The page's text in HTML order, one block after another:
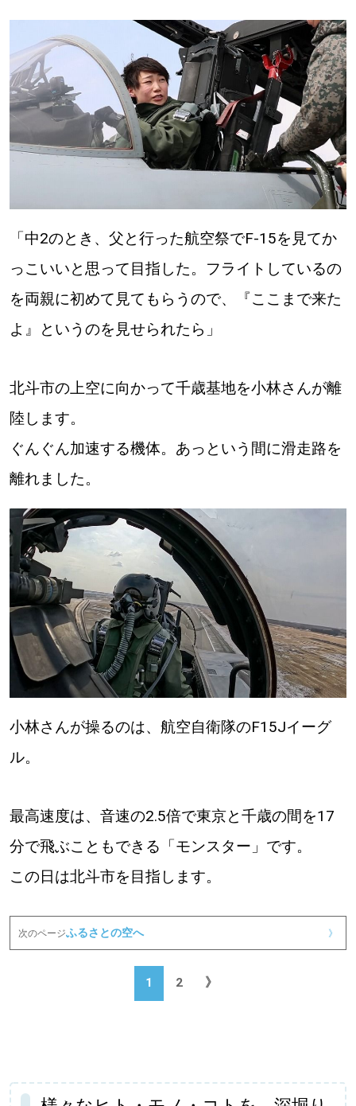
パートナーメディア Sitakkeパートナー
運営会社 広告掲載
情報提供・お問い合わせ 利用規約
「中2のとき、父と行った航空祭でF-15を見てか
っこいいと思って目指した。フライトしているの
を両親に初めて見てもらうので、『ここまで来た
よ』というのを見せられたら」
北斗市の上空に向かって千歳基地を小林さんが離
陸します。
ぐんぐん加速する機体。あっという間に滑走路を
離れました。
小林さんが操るのは、航空自衛隊のF15Jイーグ
ル。
最高速度は、音速の2.5倍で東京と千歳の間を17
分で飛ぶこともできる「モンスター」です。
この日は北斗市を目指します。
次のページふるさとの空へ 》
1 2 》